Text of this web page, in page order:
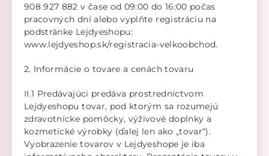
908 927 882 v čase od 09:00 do 16:00 počas
pracovných dní alebo vyplňte registráciu na
podstránke Lejdyeshopu:
www.lejdyeshop.sk/registracia-velkoobchod.
2. Informácie o tovare a cenách tovaru
II.1 Predávajúci predáva prostredníctvom
Lejdyeshopu tovar, pod ktorým sa rozumejú
zdravotnícke pomôcky, výživové doplnky a
kozmetické výrobky (ďalej len ako „tovar“).
Vyobrazenie tovarov v Lejdyeshope je iba